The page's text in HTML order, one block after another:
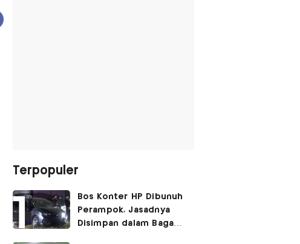
Terpopuler
Bos Konter HP Dibunuh
Perampok, Jasadnya
Disimpan dalam Bagasi